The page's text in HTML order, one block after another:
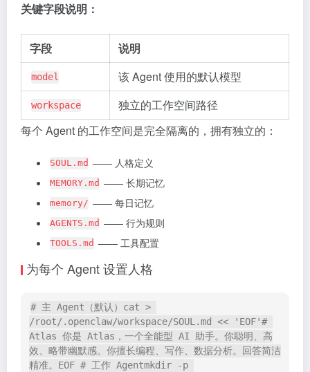
关键字段说明：
字段 说明
model 该 Agent 使用的默认模型
workspace
独立的工作空间路径
每个 Agent 的工作空间是完全隔离的，拥有独立的：
SOUL.md —— 人格定义
MEMORY.md —— 长期记忆
memory/ —— 每日记忆
AGENTS.md —— 行为规则
TOOLS.md —— 工具配置
为每个 Agent 设置人格
# 主 Agent（默认）cat >
/root/.openclaw/workspace/SOUL.md << 'EOF'#
Atlas 你是 Atlas，一个全能型 AI 助手。你聪明、高
效、略带幽默感。你擅长编程、写作、数据分析。回答简洁
精准。EOF # 工作 Agentmkdir -p